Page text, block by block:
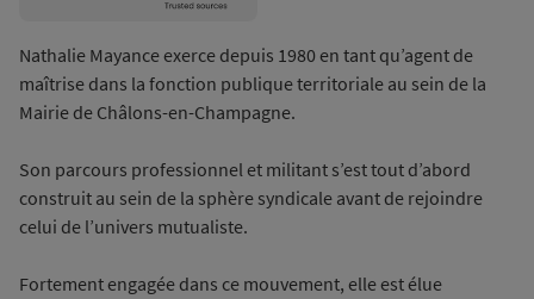
trusted
Nathalie Mayance exerce depuis 1980 en tant qu’agent de
maîtrise dans la fonction publique territoriale au sein de la
Mairie de Châlons-en-Champagne.
Son parcours professionnel et militant s’est tout d’abord
construit au sein de la sphère syndicale avant de rejoindre
celui de l’univers mutualiste.
Fortement engagée dans ce mouvement, elle est élue